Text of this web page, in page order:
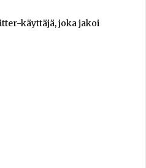
käyttäjä, joka jakoi